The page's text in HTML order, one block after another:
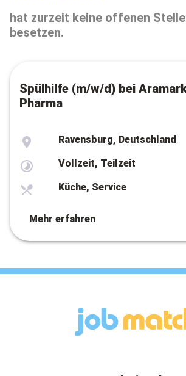
hat zurzeit keine offenen
besetzen.
Spülhilfe (m/w/d) bei
Pharma
Ravensburg, Deutschland
Vollzeit, Teilzeit
Küche, Service
Mehr erfahren